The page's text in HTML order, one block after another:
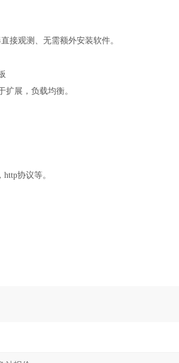
接观测、无需额外安装软件。
扩展，负载均衡。
http协议等。